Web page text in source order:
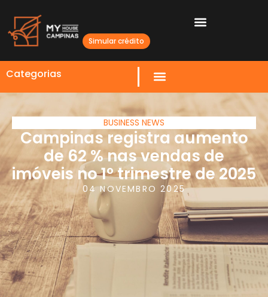
Simular crédito
Categorias
BUSINESS NEWS
Campinas registra aumento
de 62 % nas vendas de
imóveis no 1º trimestre de 2025
04 NOVEMBRO 2025